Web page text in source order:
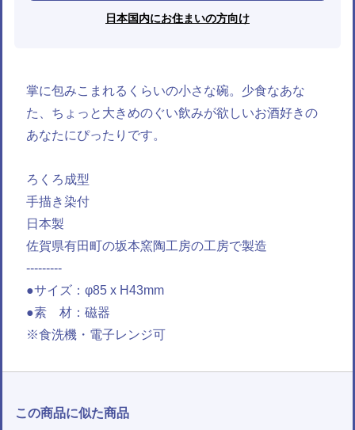
日本国内にお住まいの方向け
掌に包みこまれるくらいの小さな碗。少食なあな
た、ちょっと大きめのぐい飲みが欲しいお酒好きの
あなたにぴったりです。
ろくろ成型
手描き染付
日本製
佐賀県有田町の坂本窯陶工房の工房で製造
---------
●サイズ：φ85 x H43mm
●素 材：磁器
※食洗機・電子レンジ可
この商品に似た商品